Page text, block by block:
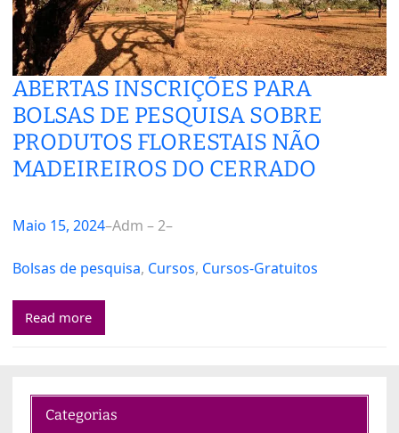
ABERTAS INSCRIÇÕES PARA
BOLSAS DE PESQUISA SOBRE
PRODUTOS FLORESTAIS NÃO
MADEIREIROS DO CERRADO
Maio 15, 2024–Adm – 2–
Bolsas de pesquisa, Cursos, Cursos-Gratuitos
Read more
Categorias